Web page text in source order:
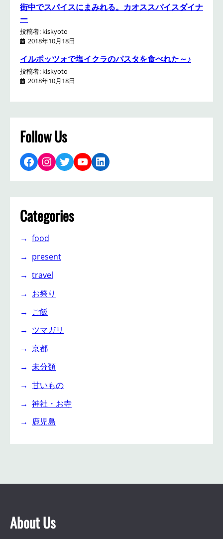
街中でスパイスにまみれる。カオススパイスダイナ
ー
投稿者: kiskyoto
2018年10月18日
イルポッツォで塩イクラのパスタを食べれた～♪
投稿者: kiskyoto
2018年10月18日
Follow Us
Facebook Instagram Twitter YouTube LinkedIn
Categories
food
present
travel
お祭り
ご飯
ツマガリ
京都
未分類
甘いもの
神社・お寺
鹿児島
About Us